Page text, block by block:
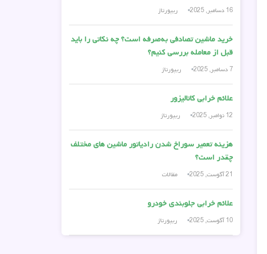
16 دسامبر, 2025 ریپورتاژ
خرید ماشین تصادفی به‌صرفه است؟ چه نکاتی را باید
قبل از معامله بررسی کنیم؟
7 دسامبر, 2025 ریپورتاژ
علائم خرابی کاتالیزور
12 نوامبر, 2025 ریپورتاژ
هزینه تعمیر سوراخ شدن رادیاتور ماشین های مختلف
چقدر است؟
21 آگوست, 2025 مقالات
علائم خرابی جلوبندی خودرو
10 آگوست, 2025 ریپورتاژ